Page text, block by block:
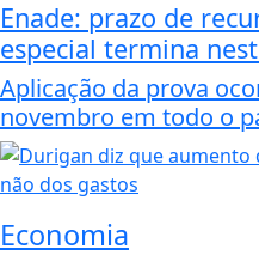
Enade: prazo de
especial termina
Aplicação da prova
novembro em todo o
Economia